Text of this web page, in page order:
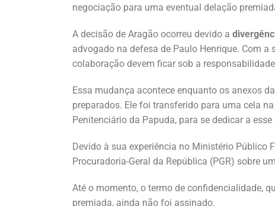
negociação para uma eventual delação
A decisão de Aragão ocorreu devido a
advogado na defesa de Paulo Henrique. Com
colaboração devem ficar sob a
Essa mudança acontece enquanto os anexos
preparados. Ele foi transferido para uma cela
Penitenciário da Papuda, para se dedicar a
Devido à sua experiência no Ministério Público
Procuradoria-Geral da República (PGR) sobre
Até o momento, o termo de confidencialidade,
premiada, ainda não foi assinado.